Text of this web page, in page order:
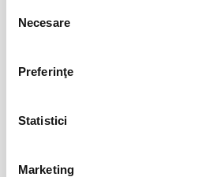
consimțământului
Necesare
Preferinţe
Statistici
Marketing